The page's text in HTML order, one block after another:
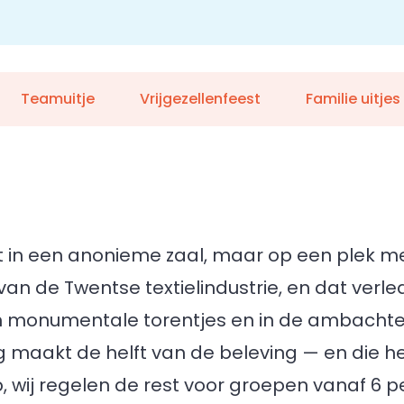
Teamuitje Vrijgezellenfeest Familie uitjes
in een anonieme zaal, maar op een plek
de Twentse textielindustrie, en dat
monumentale torentjes en in de
maakt de helft van de beleving — en die
wij regelen de rest voor groepen vanaf 6